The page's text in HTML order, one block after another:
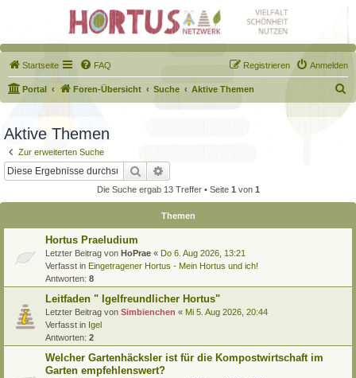
Startseite FAQ Anmelden
Registrieren
Portal Foren-Übersicht Suche Aktive Themen
u
Aktive Themen
Zur erweiterten Suche
Suche
Die Suche ergab 13 Treffer • Seite 1 von 1
Themen
Hortus Praeludium
Letzter Beitrag von HoPrae « Do 6. Aug 2026, 13:21
Verfasst in Eingetragener Hortus - Mein Hortus und ich!
Antworten: 8
Leitfaden " Igelfreundlicher Hortus"
Letzter Beitrag von Simbienchen « Mi 5. Aug 2026, 20:44
Verfasst in Igel
Antworten: 2
Welcher Gartenhäcksler ist für die Kompostwirtschaft im
Garten empfehlenswert?